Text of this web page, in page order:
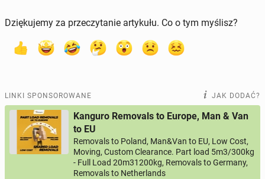
Dziękujemy za przeczytanie artykułu. Co o tym myślisz?
LINKI SPONSOROWANE JAK DODAĆ?
Kanguro Removals to Europe, Man & Van
to EU
Removals to Poland, Man&Van to EU, Low Cost,
Moving, Custom Clearance. Part load 5m3/300kg
- Full Load 20m31200kg, Removals to Germany,
Removals to Netherlands